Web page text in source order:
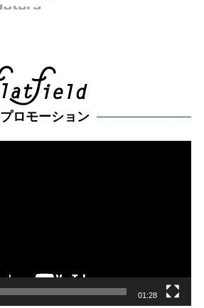
プロモーション
01:28